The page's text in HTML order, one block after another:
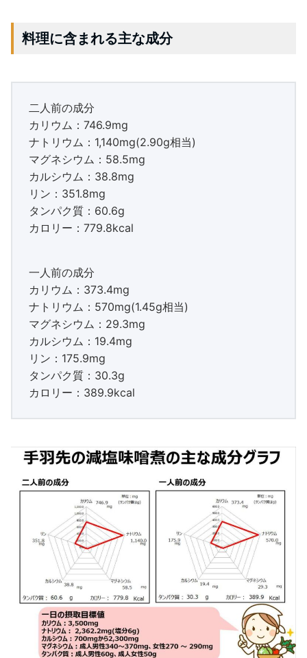
料理に含まれる主な成分
二人前の成分
カリウム：746.9mg
ナトリウム：1,140mg(2.90g相当)
マグネシウム：58.5mg
カルシウム：38.8mg
リン：351.8mg
タンパク質：60.6g
カロリー：779.8kcal
一人前の成分
カリウム：373.4mg
ナトリウム：570mg(1.45g相当)
マグネシウム：29.3mg
カルシウム：19.4mg
リン：175.9mg
タンパク質：30.3g
カロリー：389.9kcal